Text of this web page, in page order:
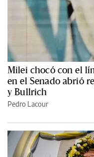
Milei chocó con el
en el Senado abrió
y Bullrich
Pedro Lacour